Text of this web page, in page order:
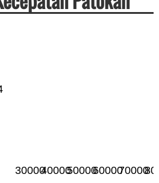
3000040000500006000070000